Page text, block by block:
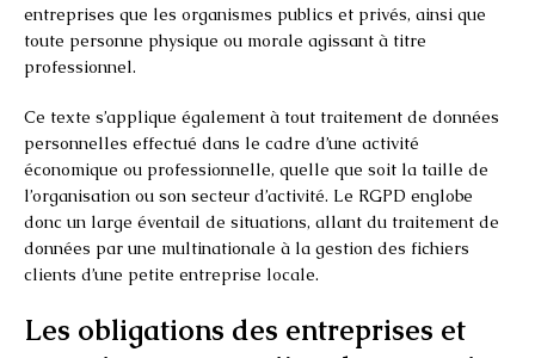
entreprises que les organismes publics et privés, ainsi que
toute personne physique ou morale agissant à titre
professionnel.
Ce texte s’applique également à tout traitement de données
personnelles effectué dans le cadre d’une activité
économique ou professionnelle, quelle que soit la taille de
l’organisation ou son secteur d’activité. Le RGPD englobe
donc un large éventail de situations, allant du traitement de
données par une multinationale à la gestion des fichiers
clients d’une petite entreprise locale.
Les obligations des entreprises et